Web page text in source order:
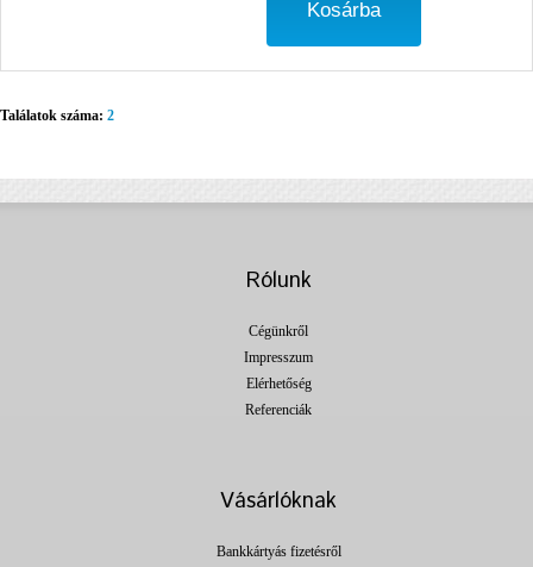
Találatok száma: 2
Rólunk
Cégünkről
Impresszum
Elérhetőség
Referenciák
Vásárlóknak
Bankkártyás fizetésről